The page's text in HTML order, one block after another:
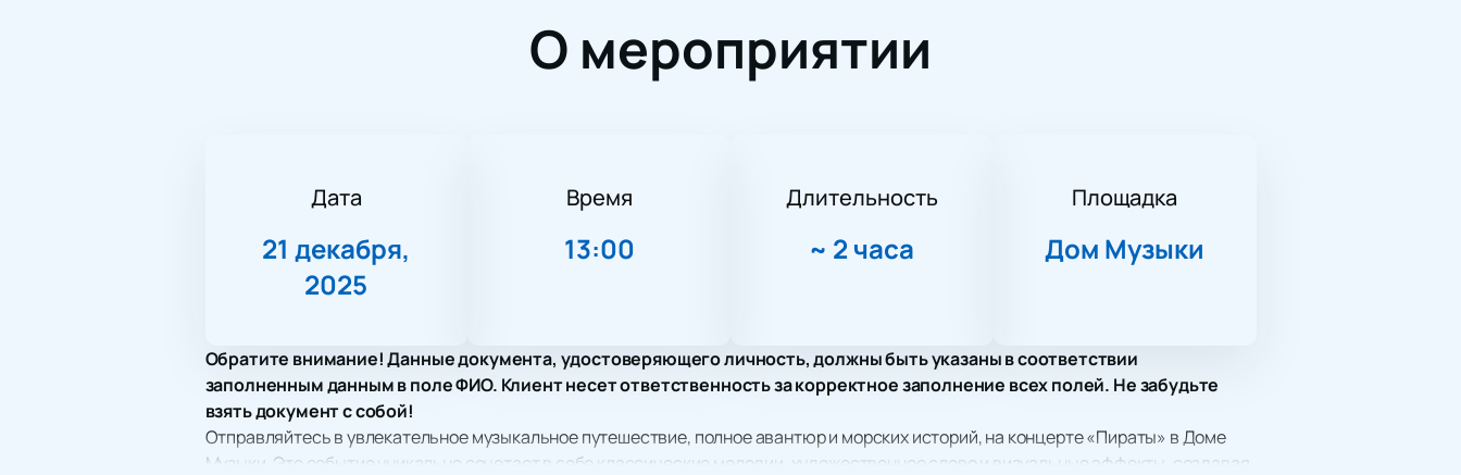
О мероприятии
Дата
21 декабря,
2025
Время
13:00
Длительность
~ 2 часа
Площадка
Дом Музыки
Обратите внимание! Данные документа, удостоверяющего личность, должны быть указаны в соответствии
заполненным данным в поле ФИО. Клиент несет ответственность за корректное заполнение всех полей. Не забудьте
взять документ с собой!
Отправляйтесь в увлекательное музыкальное путешествие, полное авантюр и морских историй, на концерте «Пираты» в Доме
Музыки. Это событие уникально сочетает в себе классические мелодии, художественное слово и визуальные эффекты, создавая